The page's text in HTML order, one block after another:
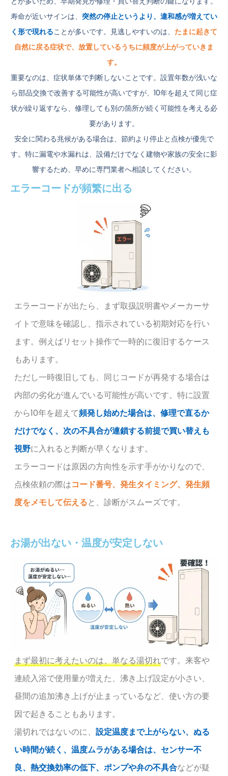
寿命が近いサインは、 突然の停止というより、違和感が増えてい
く形で現れることが多いです。見逃しやすいのは、 たまに起きて
自然に戻る症状で、放置しているうちに頻度が上がっていきま
す。
重要なのは、症状単体で判断しないことです。設置年数が浅いな
ら部品交換で改善する可能性が高いですが、10年を超えて同じ症
状が繰り返すなら、修理しても別の箇所が続く可能性を考える必
要があります。
安全に関わる兆候がある場合は、節約より停止と点検が優先で
す。特に漏電や水漏れは、設備だけでなく建物や家族の安全に影
響するため、早めに専門業者へ相談してください。
エラーコードが頻繁に出る
エラーコードが出たら、まず取扱説明書やメーカーサ
イトで意味を確認し、指示されている初期対応を行い
ます。例えばリセット操作で一時的に復旧するケース
もあります。
ただし一時復旧しても、同じコードが再発する場合は
内部の劣化が進んでいる可能性が高いです。特に設置
から10年を超えて頻発し始めた場合は、修理で直るか
だけでなく、次の不具合が連鎖する前提で買い替えも
視野に入れると判断が早くなります。
エラーコードは原因の方向性を示す手がかりなので、
点検依頼の際はコード番号、発生タイミング、発生頻
度をメモして伝えると、診断がスムーズです。
お湯が出ない・温度が安定しない
まず最初に考えたいのは、単なる湯切れです。来客や
連続入浴で使用量が増えた、沸き上げ設定が小さい、
昼間の追加沸き上げが止まっているなど、使い方の要
因で起きることもあります。
湯切れではないのに、設定温度まで上がらない、ぬる
い時間が続く、温度ムラがある場合は、センサー不
良、熱交換効率の低下、ポンプや弁の不具合などが疑